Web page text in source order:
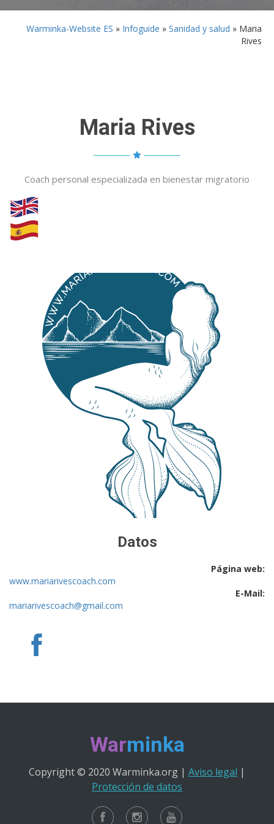
Warminka-Website ES » Infoguide » Sanidad y salud » Maria
Rives
Maria Rives
Coach personal especializada en bienestar migratorio
Datos
Página web:
www.mariarivescoach.com
E-Mail:
mariarivescoach@gmail.com
Warminka
Copyright © 2020 Warminka.org | Aviso legal |
Protección de datos